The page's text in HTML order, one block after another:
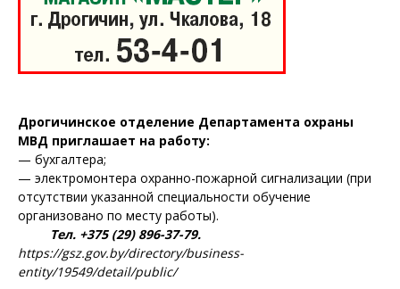
Редакция "ДВ"
Правила использования материалов
Электронные обращения
Дрогичинское отделение Департамента охраны
МВД приглашает на работу:
— бухгалтера;
— электромонтера охранно-пожарной сигнализации (при
отсутствии указанной специальности обучение
организовано по месту работы).
Тел. +375 (29) 896-37-79.
https://gsz.gov.by/directory/business-
entity/19549/detail/public/